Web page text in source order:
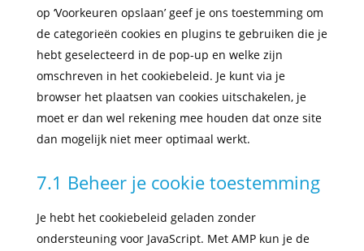
op ‘Voorkeuren opslaan’ geef je ons toestemming om
de categorieën cookies en plugins te gebruiken die je
hebt geselecteerd in de pop-up en welke zijn
omschreven in het cookiebeleid. Je kunt via je
browser het plaatsen van cookies uitschakelen, je
moet er dan wel rekening mee houden dat onze site
dan mogelijk niet meer optimaal werkt.
7.1 Beheer je cookie toestemming
Je hebt het cookiebeleid geladen zonder
ondersteuning voor JavaScript. Met AMP kun je de